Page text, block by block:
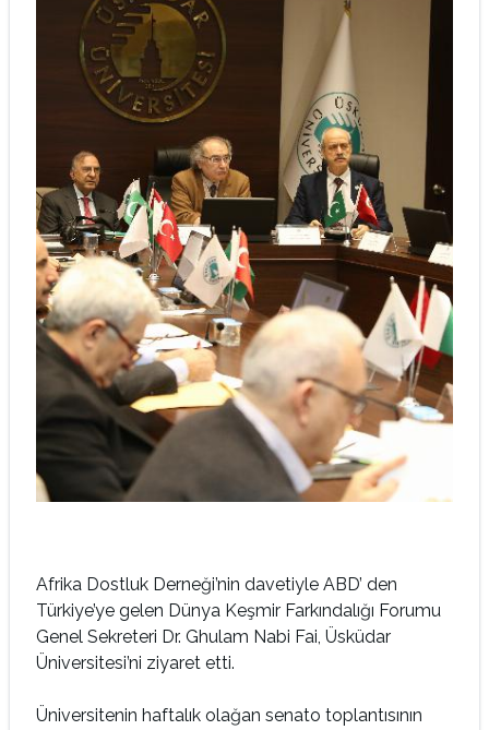
Afrika Dostluk Derneği’nin davetiyle ABD’ den
Türkiye’ye gelen Dünya Keşmir Farkındalığı Forumu
Genel Sekreteri Dr. Ghulam Nabi Fai, Üsküdar
Üniversitesi’ni ziyaret etti.
Üniversitenin haftalık olağan senato toplantısının